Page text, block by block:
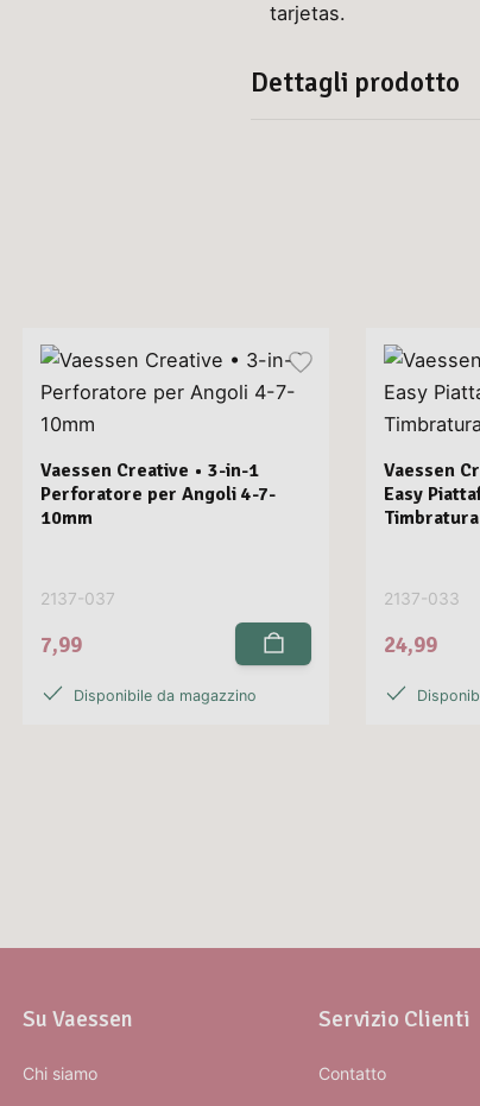
tarjetas.
Dettagli prodotto
Vaessen Creative • 3-in-1
Perforatore per Angoli 4-7-
10mm
2137-037
7,99
Disponibile da magazzino
Vaessen
Easy
2137-033
24,99
Su Vaessen
Chi siamo
Servizio Clienti
Contatto